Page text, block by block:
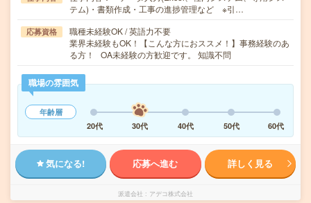
テム)・書類作成・工事の進捗管理など ※引…
応募資格
職種未経験OK / 英語力不要
業界未経験もOK！【こんな方におススメ！】事務経験のあ
る方！ OA未経験の方歓迎です。 知識不問
職場の雰囲気
年齢層
20代
30代 40代 50代 60代
気になる! 応募へ進む 詳しく見る
派遣会社 アデコ株式会社